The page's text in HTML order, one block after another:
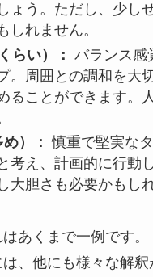
ょう。ただし、少し
しれません。
らい）：
バランス感
。周囲との調和を大
ることができます。
）： 慎重で堅実な
考え、計画的に行動
大胆さも必要かもし
あくまで一例です。
、他にも様々な解釈